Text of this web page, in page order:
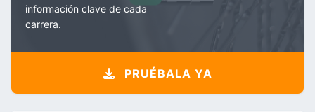
información clave de cada
carrera.
PRUÉBALA YA